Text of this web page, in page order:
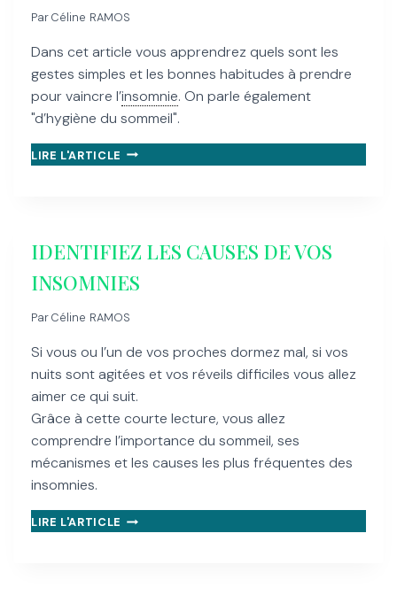
ParCéline RAMOS
Dans cet article vous apprendrez quels sont les
gestes simples et les bonnes habitudes à prendre
pour vaincre l’insomnie. On parle également
"d’hygiène du sommeil".
LIRE L'ARTICLE COMMENT
VAINCRE
HYGIÈNE
DU
SOMMEIL
IDENTIFIEZ LES CAUSES DE VOS
INSOMNIES
ParCéline RAMOS
Si vous ou l’un de vos proches dormez mal, si vos
nuits sont agitées et vos réveils difficiles vous allez
aimer ce qui suit.
Grâce à cette courte lecture, vous allez
comprendre l’importance du sommeil, ses
mécanismes et les causes les plus fréquentes des
insomnies.
LIRE L'ARTICLE IDENTIFIEZ
LES